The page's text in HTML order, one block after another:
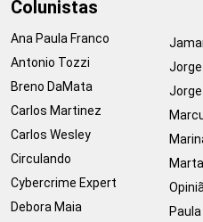
Colunistas
Ana Paula Franco
Antonio Tozzi
Breno DaMata
Carlos Martinez
Carlos Wesley
Circulando
Cybercrime Expert
Debora Maia